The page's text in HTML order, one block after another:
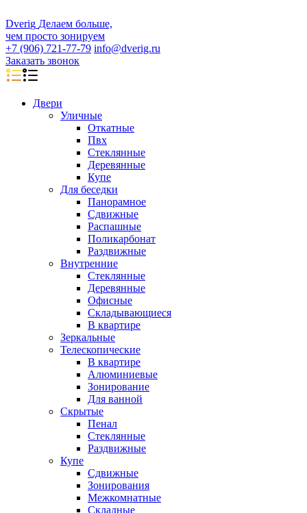
Dverig Делаем больше,
чем просто зонируем
+7 (906) 721-77-79 info@dverig.ru
Заказать звонок
Двери
Уличные
Откатные
Пвх
Стеклянные
Деревянные
Купе
Для беседки
Панорамное
Сдвижные
Распашные
Поликарбонат
Раздвижные
Внутренние
Стеклянные
Деревянные
Офисные
Складывающиеся
В квартире
Зеркальные
Телескопические
В квартире
Алюминиевые
Зонирование
Для ванной
Скрытые
Пенал
Стеклянные
Раздвижные
Купе
Сдвижные
Зонирования
Межкомнатные
Складные